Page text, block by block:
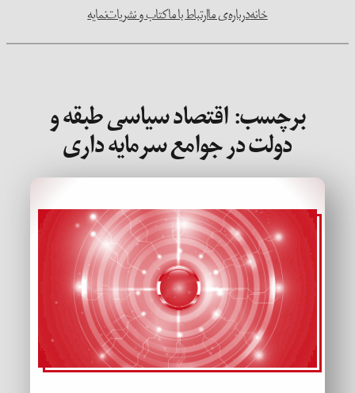
خانهدرباره‌ی ماارتباط با ماکتاب و نشریاتنمایه
برچسب:اقتصاد سیاسی طبقه و
دولت در جوامع سرمایه داری